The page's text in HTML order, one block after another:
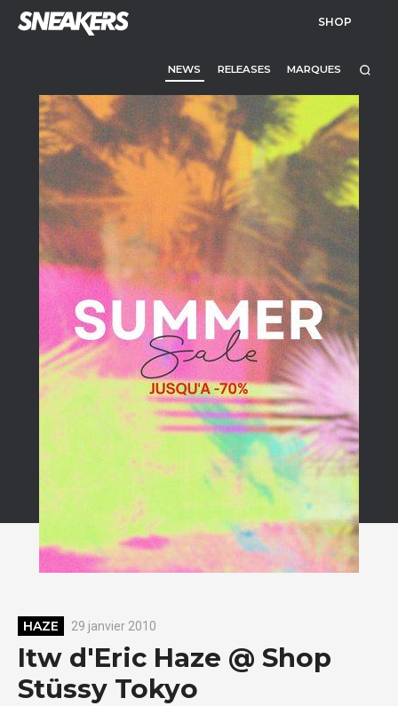
SHOP
NEWS RELEASES MARQUES
HAZE 29 janvier 2010
Itw d'Eric Haze @ Shop
Stüssy Tokyo